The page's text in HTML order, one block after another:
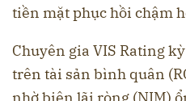
tiền mặt phục hồi chậm
Chuyên gia VIS Rating
trên tài sản bình quân